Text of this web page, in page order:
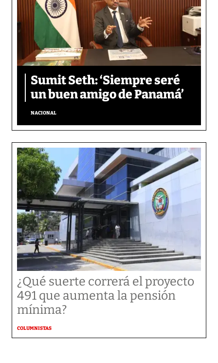
Sumit Seth: ‘Siempre seré
un buen amigo de Panamá’
NACIONAL
¿Qué suerte correrá el proyecto
491 que aumenta la pensión
mínima?
COLUMNISTAS